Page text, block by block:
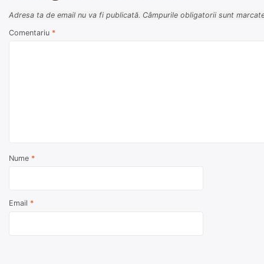
Adresa ta de email nu va fi publicată. Câmpurile obligatorii sunt
Comentariu *
Nume *
Email *